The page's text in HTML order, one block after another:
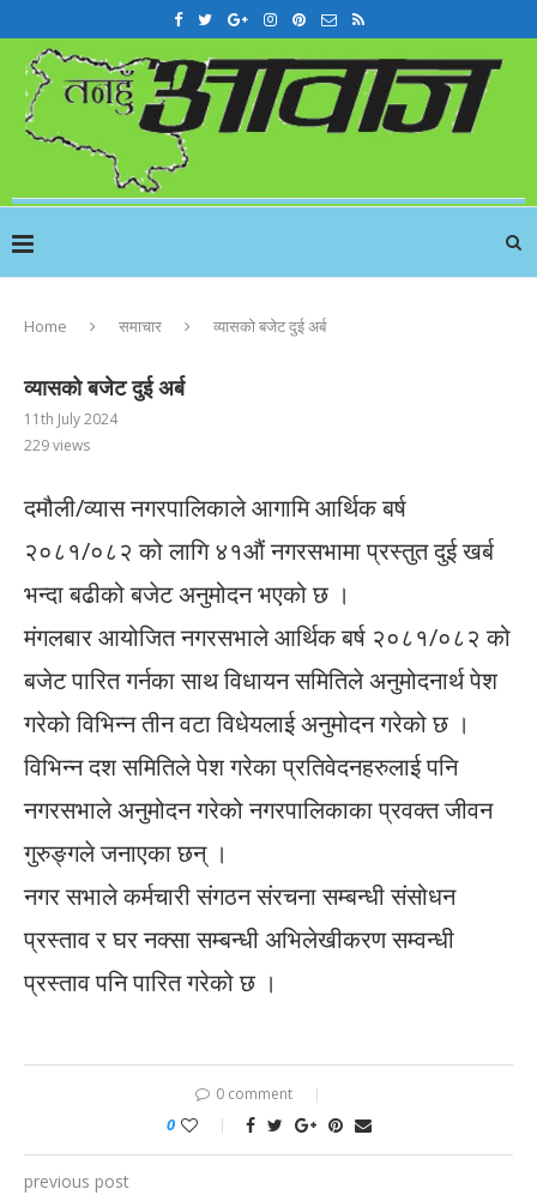
Home समाचार व्यासको बजेट दुई अर्ब
व्यासको बजेट दुई अर्ब
11th July 2024
229views
दमौली/व्यास नगरपालिकाले आगामि आर्थिक बर्ष
२०८१/०८२ को लागि ४१औं नगरसभामा प्रस्तुत दुई खर्ब
भन्दा बढीको बजेट अनुमोदन भएको छ ।
मंगलबार आयोजित नगरसभाले आर्थिक बर्ष २०८१/०८२ को
बजेट पारित गर्नका साथ विधायन समितिले अनुमोदनार्थ पेश
गरेको विभिन्न तीन वटा विधेयलाई अनुमोदन गरेको छ ।
विभिन्न दश समितिले पेश गरेका प्रतिवेदनहरुलाई पनि
नगरसभाले अनुमोदन गरेको नगरपालिकाका प्रवक्त जीवन
गुरुङ्गले जनाएका छन् ।
नगर सभाले कर्मचारी संगठन संरचना सम्बन्धी संसोधन
प्रस्ताव र घर नक्सा सम्बन्धी अभिलेखीकरण सम्वन्धी
प्रस्ताव पनि पारित गरेको छ ।
0 comment
0
previous post